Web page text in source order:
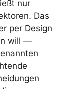
Update
um die
Objekte
nur
der per